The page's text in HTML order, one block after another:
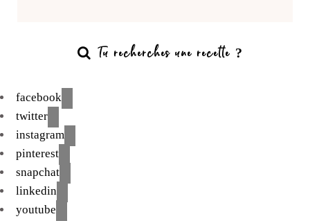
facebook
twitter
instagram
pinterest
snapchat
linkedin
youtube